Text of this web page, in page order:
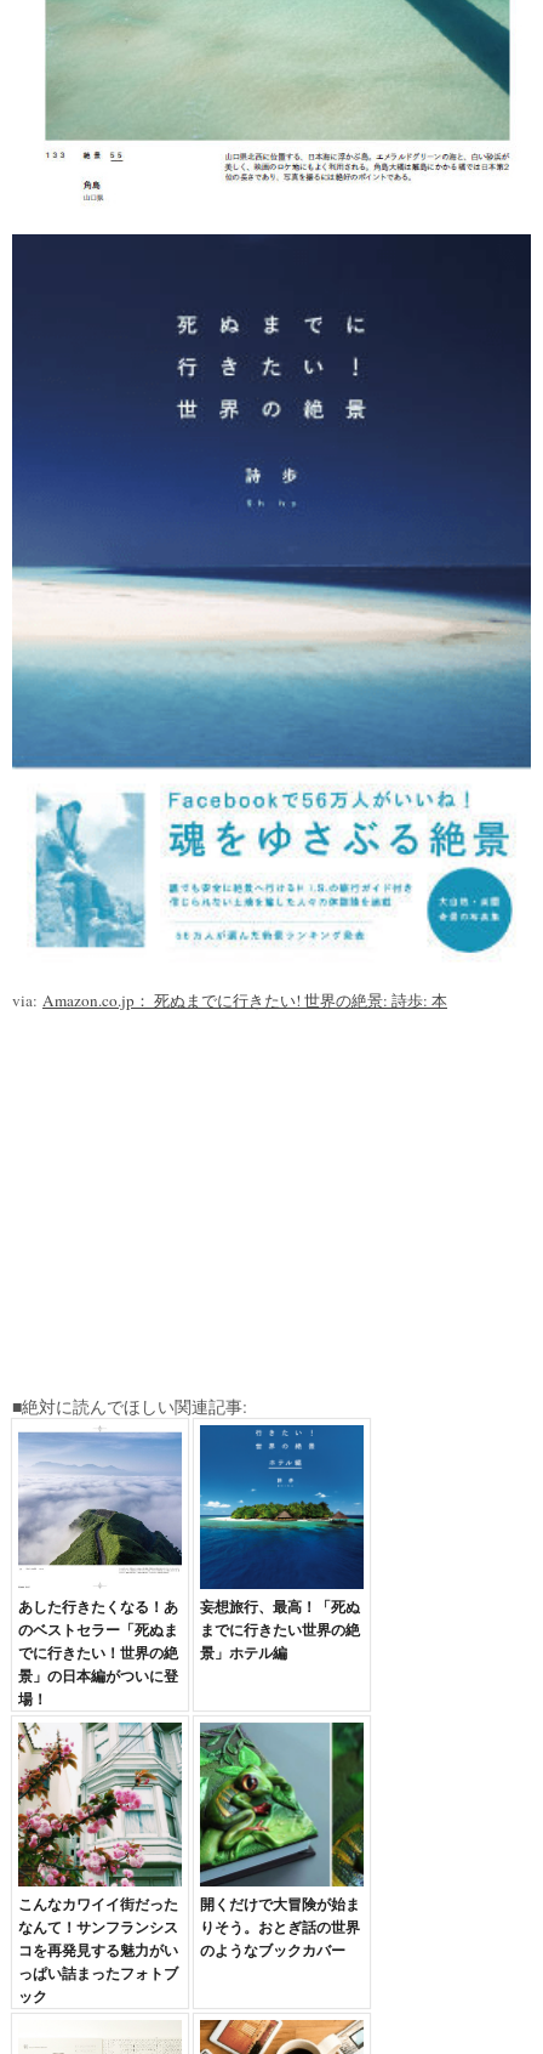
via: Amazon.co.jp： 死ぬまでに行きたい! 世界の絶景: 詩歩: 本
■絶対に読んでほしい関連記事:
あした行きたくなる！あ
のベストセラー「死ぬま
でに行きたい！世界の絶
景」の日本編がついに登
場！
妄想旅行、最高！「死ぬ
までに行きたい世界の絶
景」ホテル編
こんなカワイイ街だった
なんて！サンフランシス
コを再発見する魅力がい
っぱい詰まったフォトブ
ック
開くだけで大冒険が始ま
りそう。おとぎ話の世界
のようなブックカバー